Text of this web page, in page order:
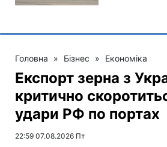
Головна » Бізнес » Економіка
Експорт зерна з
критично
удари РФ по портах
22:59 07.08.2026 Пт